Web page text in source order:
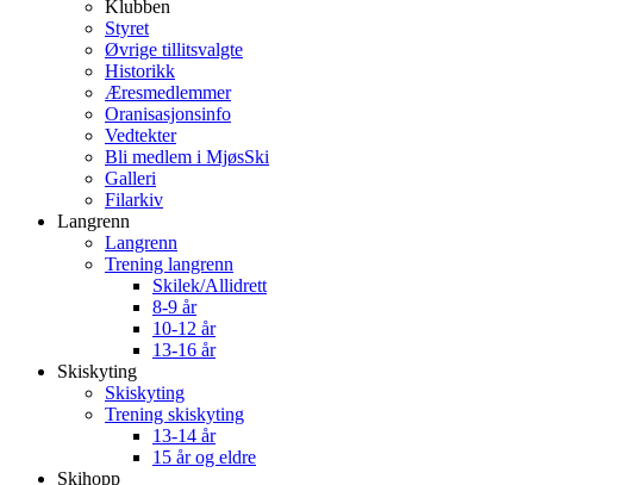
Klubben
Styret
Øvrige tillitsvalgte
Historikk
Æresmedlemmer
Oranisasjonsinfo
Vedtekter
Bli medlem i MjøsSki
Galleri
Filarkiv
Langrenn
Langrenn
Trening langrenn
Skilek/Allidrett
8-9 år
10-12 år
13-16 år
Skiskyting
Skiskyting
Trening skiskyting
13-14 år
15 år og eldre
Skihopp